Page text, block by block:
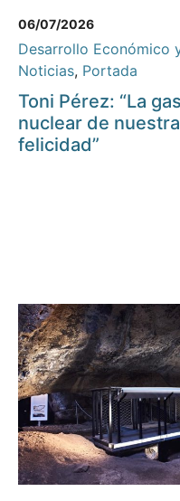
06/07/2026
Desarrollo Económico
Noticias, Portada
Toni Pérez: “La
nuclear de
felicidad”